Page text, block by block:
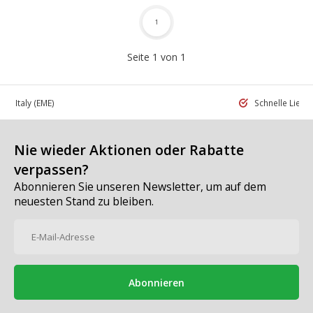
Seite 1 von 1
1
in Italy (EME) Schnelle
Nie wieder Aktionen oder Rabatte
verpassen?
Abonnieren Sie unseren Newsletter, um auf dem
neuesten Stand zu bleiben.
Abonnieren